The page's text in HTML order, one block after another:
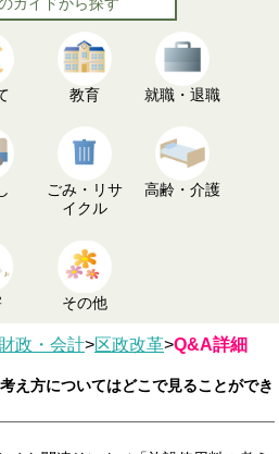
ガイドから探す
教育 就職・退職
ごみ・リサ
イクル
高齢・介護
その他
政・会計>区政改革>Q&A詳細
え方についてはどこで見ることができ